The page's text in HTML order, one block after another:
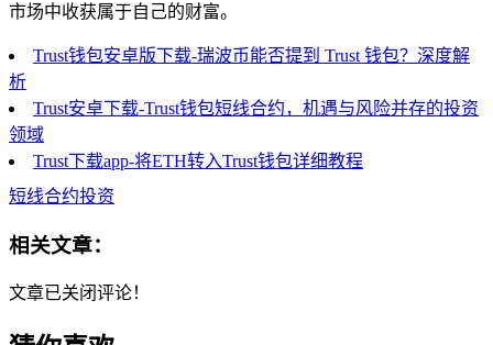
市场中收获属于自己的财富。
Trust钱包安卓版下载-瑞波币能否提到 Trust 钱包？深度解
析
Trust安卓下载-Trust钱包短线合约，机遇与风险并存的投资
领域
Trust下载app-将ETH转入Trust钱包详细教程
短线合约投资
相关文章：
文章已关闭评论！